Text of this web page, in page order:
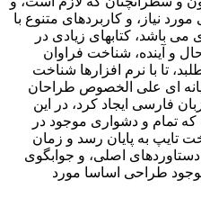
نیاز، و کاربردهای متنوع با
می باشد، کتابهای زیادی در
آینده، شناخت فراوان
تا با نرم افزارها شناخت
ای علی الخصوص طراحان
فارسی ایجاد کرد، در این
تمام و دشواری موجود در
تایپ به پایان رسد و زمان
اصلی، و جوابگوی
طراحی اساسا مورد